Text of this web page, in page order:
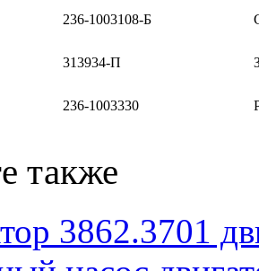
236-1003108-Б
313934-П
236-1003330
также
3862.3701